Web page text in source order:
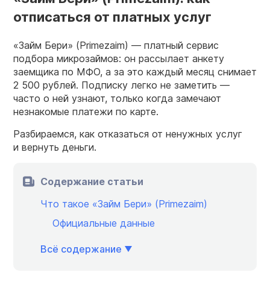
отписаться от платных услуг
«Займ Бери» (Primezaim) — платный сервис
подбора микрозаймов: он рассылает анкету
заемщика по МФО, а за это каждый месяц снимает
2 500 рублей. Подписку легко не заметить —
часто о ней узнают, только когда замечают
незнакомые платежи по карте.
Разбираемся, как отказаться от ненужных услуг
и вернуть деньги.
Содержание статьи
Что такое «Займ Бери» (Primezaim)
Официальные данные
Всё содержание